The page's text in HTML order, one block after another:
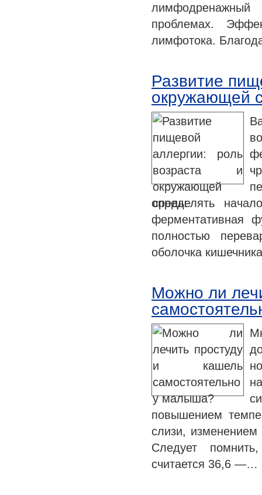
проблемах.
лимфотока.
Развитие
окружающей
определять
ферментативная
полностью
оболочка
Можно ли
повышением
слизи,
Следует
считается 36,6 —…